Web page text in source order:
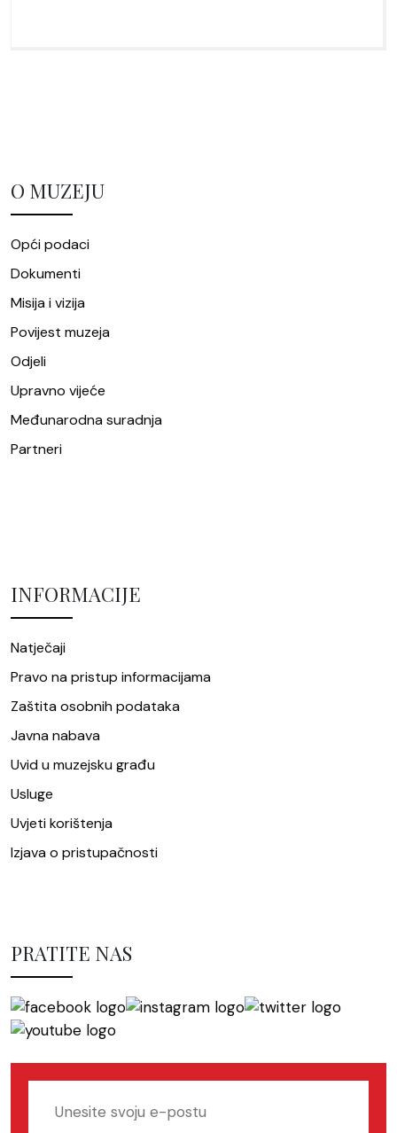
O MUZEJU
Opći podaci
Dokumenti
Misija i vizija
Povijest muzeja
Odjeli
Upravno vijeće
Međunarodna suradnja
Partneri
INFORMACIJE
Natječaji
Pravo na pristup informacijama
Zaštita osobnih podataka
Javna nabava
Uvid u muzejsku građu
Usluge
Uvjeti korištenja
Izjava o pristupačnosti
PRATITE NAS